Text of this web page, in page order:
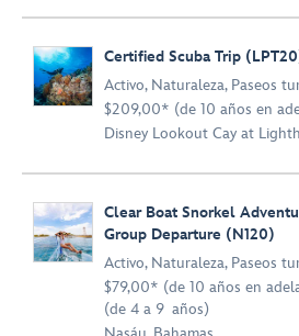
Certified Scuba Trip
Activo, Naturaleza, Paseos
$209,00* (de 10 años en
Disney Lookout Cay at
Clear Boat Snorkel
Group Departure (N120)
Activo, Naturaleza, Paseos
$79,00* (de 10 años en
(de 4 a 9 años)